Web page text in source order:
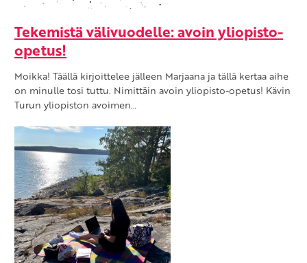
Tekemistä välivuodelle: avoin yliopisto-
opetus!
Moikka! Täällä kirjoittelee jälleen Marjaana ja tällä kertaa aihe
on minulle tosi tuttu. Nimittäin avoin yliopisto-opetus! Kävin
Turun yliopiston avoimen…